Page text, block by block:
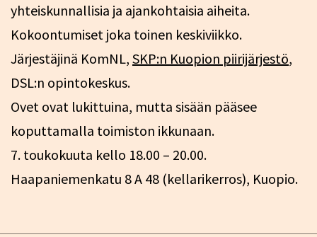
yhteiskunnallisia ja ajankohtaisia aiheita.
Kokoontumiset joka toinen keskiviikko.
Järjestäjinä KomNL, SKP:n Kuopion piirijärjestö,
DSL:n opintokeskus.
Ovet ovat lukittuina, mutta sisään pääsee
koputtamalla toimiston ikkunaan.
7. toukokuuta kello 18.00 – 20.00.
Haapaniemenkatu 8 A 48 (kellarikerros), Kuopio.